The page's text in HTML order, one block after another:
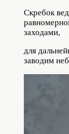
Скребок
заходами,
для
заводим